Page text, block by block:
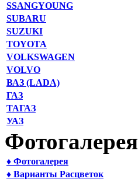
SSANGYOUNG
SUBARU
SUZUKI
TOYOTA
VOLKSWAGEN
VOLVO
ВАЗ (LADA)
ГАЗ
ТАГАЗ
УАЗ
Фотогалерея
♦ Фотогалерея
♦ Варианты Расцветок